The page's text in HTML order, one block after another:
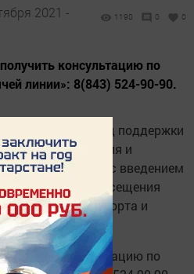
2021 -
1190 0 0
консультацию по
линии»: 8(843) 524-90-90.
РТ Фонд поддержки
обращения и
связанные с введением
QR-кодов для посещения
организаций спорта и
консультацию по